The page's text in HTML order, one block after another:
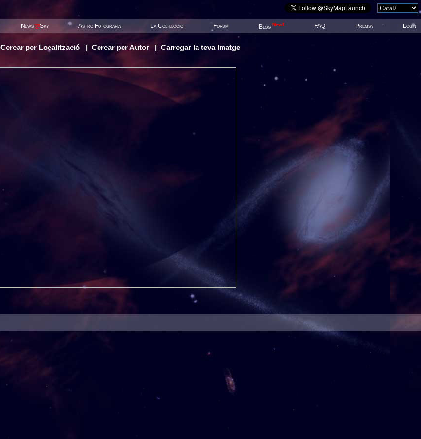
News@Sky Astro Fotografia La Col·lecció Fòrum Blog New! FAQ Premsa Login
Cercar per Localització Cercar per Autor Carregar la teva Imatge